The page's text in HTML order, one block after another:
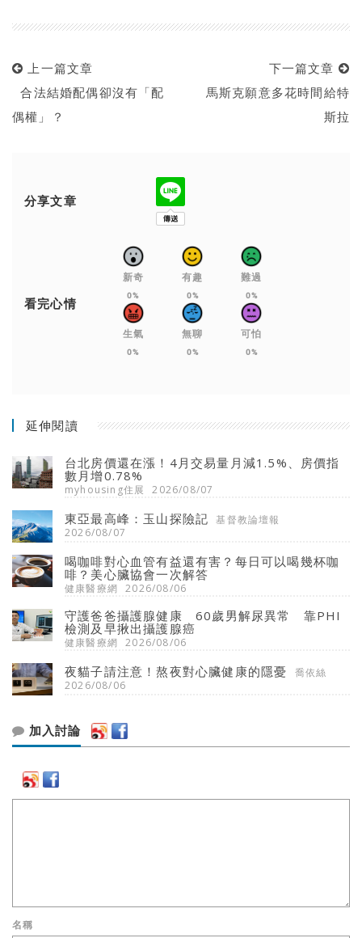
上一篇文章
合法結婚配偶卻沒有「配
偶權」？
下一篇文章
馬斯克願意多花時間給特
斯拉
分享文章
看完心情
新奇
0%
有趣
0%
難過
0%
生氣
0%
無聊
0%
可怕
0%
延伸閱讀
台北房價還在漲！4月交易量月減1.5%、房價指
數月增0.78%
myhousing住展 2026/08/07
東亞最高峰：玉山探險記
基督教論壇報
2026/08/07
喝咖啡對心血管有益還有害？每日可以喝幾杯咖
啡？美心臟協會一次解答
健康醫療網 2026/08/06
守護爸爸攝護腺健康 60歲男解尿異常 靠PHI
檢測及早揪出攝護腺癌
健康醫療網 2026/08/06
夜貓子請注意！熬夜對心臟健康的隱憂
喬依絲
2026/08/06
加入討論
名稱